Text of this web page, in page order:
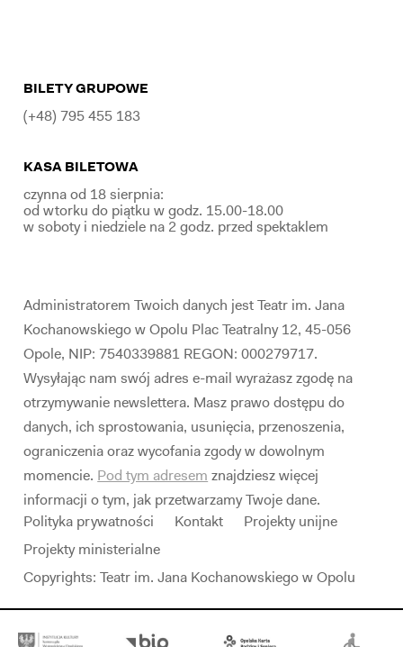
BILETY GRUPOWE
(+48) 795 455 183
KASA BILETOWA
czynna od 18 sierpnia:
od wtorku do piątku w godz. 15.00-18.00
w soboty i niedziele na 2 godz. przed spektaklem
Administratorem Twoich danych jest Teatr im. Jana
Kochanowskiego w Opolu Plac Teatralny 12, 45-056
Opole, NIP: 7540339881 REGON: 000279717.
Wysyłając nam swój adres e-mail wyrażasz zgodę na
otrzymywanie newslettera. Masz prawo dostępu do
danych, ich sprostowania, usunięcia, przenoszenia,
ograniczenia oraz wycofania zgody w dowolnym
momencie. Pod tym adresem znajdziesz więcej
informacji o tym, jak przetwarzamy Twoje dane.
Polityka prywatności
Kontakt
Projekty unijne
Projekty ministerialne
Copyrights: Teatr im. Jana Kochanowskiego w Opolu